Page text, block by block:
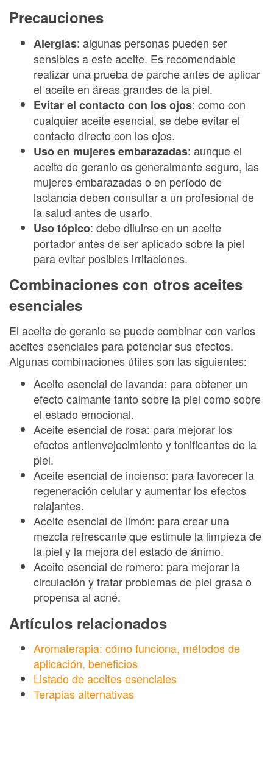
Precauciones
Alergias: algunas personas pueden ser
sensibles a este aceite. Es recomendable
realizar una prueba de parche antes de aplicar
el aceite en áreas grandes de la piel.
Evitar el contacto con los ojos: como con
cualquier aceite esencial, se debe evitar el
contacto directo con los ojos.
Uso en mujeres embarazadas: aunque el
aceite de geranio es generalmente seguro, las
mujeres embarazadas o en período de
lactancia deben consultar a un profesional de
la salud antes de usarlo.
Uso tópico: debe diluirse en un aceite
portador antes de ser aplicado sobre la piel
para evitar posibles irritaciones.
Combinaciones con otros aceites
esenciales
El aceite de geranio se puede combinar con varios
aceites esenciales para potenciar sus efectos.
Algunas combinaciones útiles son las siguientes:
Aceite esencial de lavanda: para obtener un
efecto calmante tanto sobre la piel como sobre
el estado emocional.
Aceite esencial de rosa: para mejorar los
efectos antienvejecimiento y tonificantes de la
piel.
Aceite esencial de incienso: para favorecer la
regeneración celular y aumentar los efectos
relajantes.
Aceite esencial de limón: para crear una
mezcla refrescante que estimule la limpieza de
la piel y la mejora del estado de ánimo.
Aceite esencial de romero: para mejorar la
circulación y tratar problemas de piel grasa o
propensa al acné.
Artículos relacionados
Aromaterapia: cómo funciona, métodos de
aplicación, beneficios
Listado de aceites esenciales
Terapias alternativas